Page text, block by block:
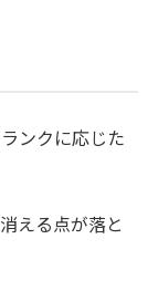
ンクに応じた
える点が落と